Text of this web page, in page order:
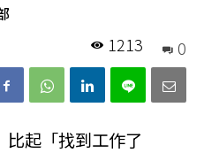
0
1213
起「找到工作了